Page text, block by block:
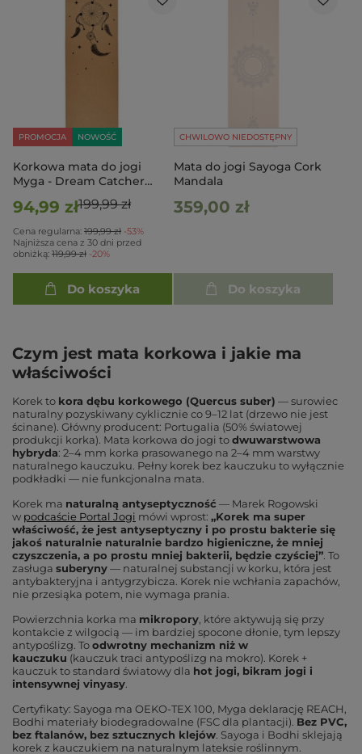
PROMOCJA NOWOŚĆ
Korkowa mata do jogi
Myga - Dream Catcher
94,99 zł199,99 zł
Cena regularna: 199,99 zł -53%
Najniższa cena z 30 dni przed
obniżką: 119,99 zł -20%
Do koszyka
CHWILOWO NIEDOSTĘPNY
Mata do jogi Sayoga Cork
Mandala
359,00 zł
Do koszyka
Czym jest mata korkowa i jakie ma
właściwości
Korek to kora dębu korkowego (Quercus suber) — surowiec
naturalny pozyskiwany cyklicznie co 9–12 lat (drzewo nie jest
ścinane). Główny producent: Portugalia (50% światowej
produkcji korka). Mata korkowa do jogi todwuwarstwowa
hybryda: 2–4 mm korka prasowanego na 2–4 mm warstwy
naturalnego kauczuku. Pełny korek bez kauczuku to wyłącznie
podkładki — nie funkcjonalna mata.
Korek ma naturalną antyseptyczność — Marek Rogowski
w podcaście Portal Jogi mówi wprost: „Korek ma super
właściwość, że jest antyseptyczny i po prostu bakterie się
jakoś naturalnie naturalnie bardzo higieniczne, że mniej
czyszczenia, a po prostu mniej bakterii, będzie czyściej”. To
zasługa suberyny— naturalnej substancji w korku, która jest
antybakteryjna i antygrzybicza. Korek nie wchłania zapachów,
nie przesiąka potem, nie wymaga prania.
Powierzchnia korka ma mikropory, które aktywują się przy
kontakcie z wilgocią — im bardziej spocone dłonie, tym lepszy
antypoślizg. Toodwrotny mechanizm niż w
kauczuku (kauczuk traci antypoślizg na mokro). Korek +
kauczuk to standard światowy dla hot jogi, bikram jogi i
intensywnej vinyasy.
Certyfikaty: Sayoga ma OEKO-TEX 100, Myga deklarację REACH,
Bodhi materiały biodegradowalne (FSC dla plantacji). Bez PVC,
bez ftalanów, bez sztucznych klejów. Sayoga i Bodhi sklejają
korek z kauczukiem na naturalnym lateksie roślinnym.